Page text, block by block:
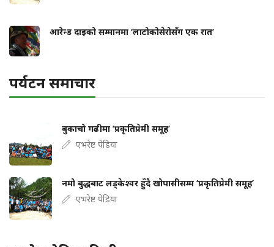
आरेन्ड दाइको सम्मानमा ‘लाटोकोसेरोसँग एक रात’
पर्यटन समाचार
बुकाचो गढीमा ‘प्रकृतिप्रेमी समूह’
एभरेष्ट पेडिया
नमो बुद्धबाट लड्केश्वर हुँदै खोपासीसम्म ‘प्रकृतिप्रेमी समूह’
एभरेष्ट पेडिया